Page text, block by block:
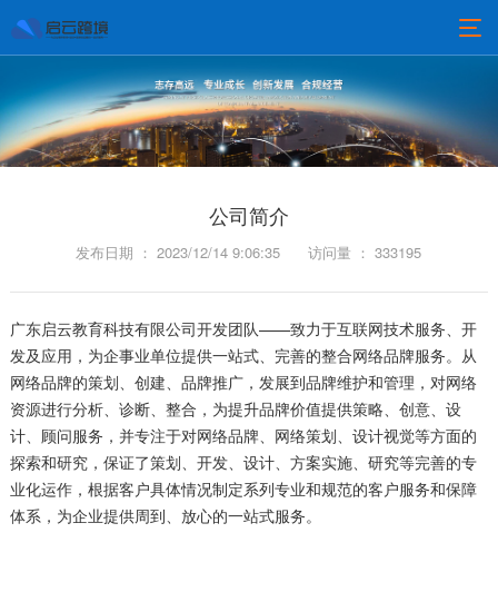
公司简介
发布日期 ： 2023/12/14 9:06:35 访问量 ： 333195
广东启云教育科技有限公司开发团队——致力于互联网技术服务、开
发及应用，为企事业单位提供一站式、完善的整合网络品牌服务。从
网络品牌的策划、创建、品牌推广，发展到品牌维护和管理，对网络
资源进行分析、诊断、整合，为提升品牌价值提供策略、创意、设
计、顾问服务，并专注于对网络品牌、网络策划、设计视觉等方面的
探索和研究，保证了策划、开发、设计、方案实施、研究等完善的专
业化运作，根据客户具体情况制定系列专业和规范的客户服务和保障
体系，为企业提供周到、放心的一站式服务。